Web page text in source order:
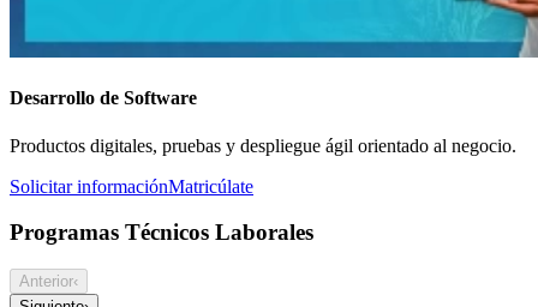
Desarrollo de Software
Productos digitales, pruebas y despliegue ágil orientado al negocio.
Solicitar informaciónMatricúlate
Programas Técnicos Laborales
Anterior‹